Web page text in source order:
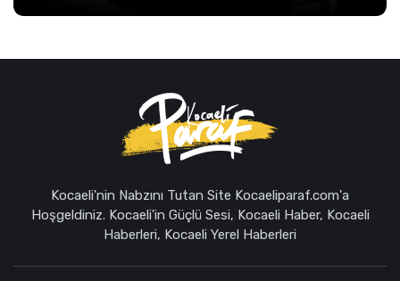
Kocaeli'nin Nabzını Tutan Site Kocaeliparaf.com'a
Hoşgeldiniz. Kocaeli'in Güçlü Sesi, Kocaeli Haber, Kocaeli
Haberleri, Kocaeli Yerel Haberleri